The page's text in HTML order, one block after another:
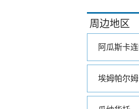
周边地区
阿瓜斯卡
埃姆帕尔姆